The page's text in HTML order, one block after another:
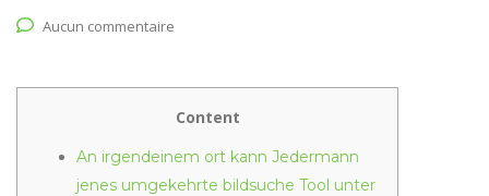
Aucun commentaire
Content
An irgendeinem ort kann Jedermann
jenes umgekehrte bildsuche Tool unter